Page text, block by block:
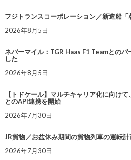
フジトランスコーポレーション／新造船「
2026年8月5日
ネバーマイル：TGR Haas F1 Teamとの
した
2026年8月5日
【トドケール】マルチキャリア化に向け
とのAPI連携を開始
2026年7月30日
JR貨物／お盆休み期間の貨物列車の運転
2026年7月30日